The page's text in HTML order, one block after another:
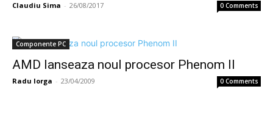
Claudiu Sima - 26/08/2017 0 Comments
Componente PC
AMD lanseaza noul procesor Phenom II
Radu Iorga - 23/04/2009 0 Comments